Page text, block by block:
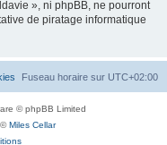
», ni phpBB, ne pourront
de piratage informatique
Fuseau horaire sur UTC+02:00
© phpBB Limited
©Miles Cellar